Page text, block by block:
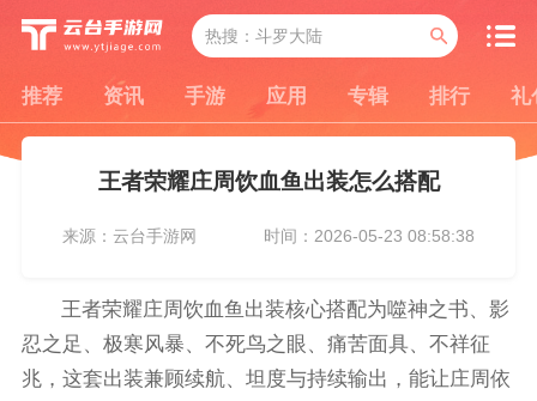
推荐 资讯 手游 应用 专辑 排行 礼
王者荣耀庄周饮血鱼出装怎么搭配
来源：云台手游网 时间：2026-05-23 08:58:38
王者荣耀庄周饮血鱼出装核心搭配为噬神之书、影
忍之足、极寒风暴、不死鸟之眼、痛苦面具、不祥征
兆，这套出装兼顾续航、坦度与持续输出，能让庄周依